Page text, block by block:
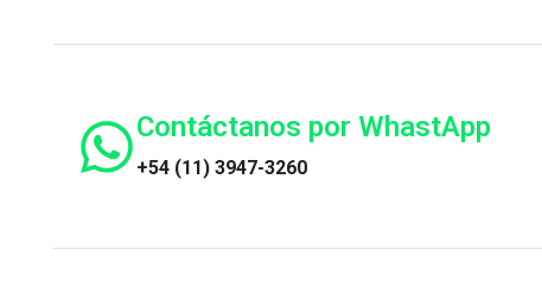
Contáctanos por WhastApp
+54 (11) 3947-3260